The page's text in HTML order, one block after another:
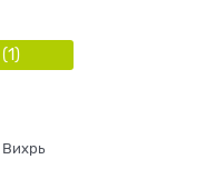
(1)
Вихрь